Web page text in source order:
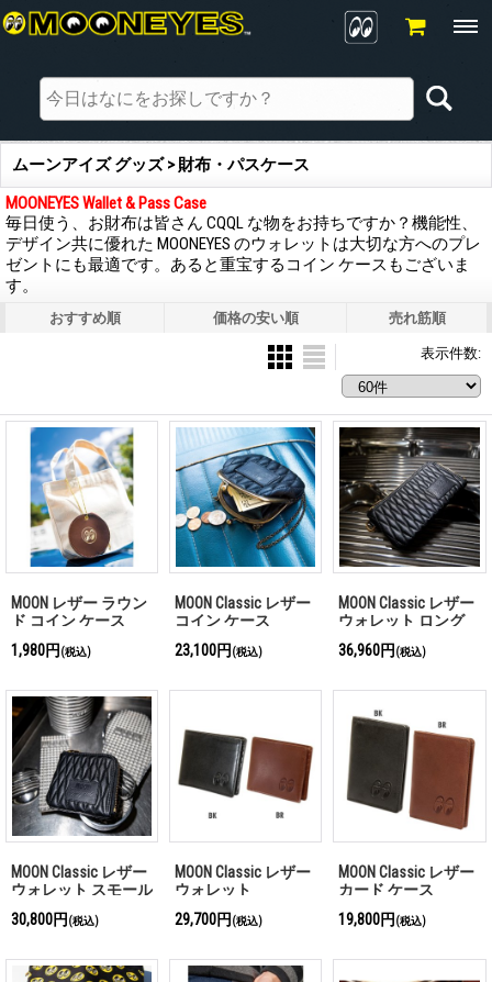
ムーンアイズ グッズ > 財布・パスケース
MOONEYES Wallet & Pass Case
毎日使う、お財布は皆さん CQQL な物をお持ちですか？機能性、
デザイン共に優れた MOONEYES のウォレットは大切な方へのプレ
ゼントにも最適です。あると重宝するコイン ケースもございま
す。
おすすめ順 価格の安い順 売れ筋順
表示件数:
MOON レザー ラウン
ド コイン ケース
1,980円 (税込)
MOON Classic レザー
コイン ケース
23,100円 (税込)
MOON Classic レザー
ウォレット ロング
36,960円 (税込)
MOON Classic レザー
ウォレット スモール
30,800円 (税込)
MOON Classic レザー
ウォレット
29,700円 (税込)
MOON Classic レザー
カード ケース
19,800円 (税込)